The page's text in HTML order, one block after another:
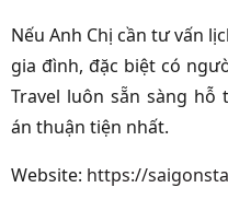
Nếu Anh Chị cần tư vấn
gia đình, đặc biệt có
Travel luôn sẵn sàng
án thuận tiện nhất.
Website: https://